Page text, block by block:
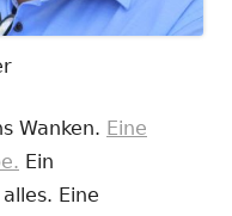
Wanken. Eine
Ein
Eine